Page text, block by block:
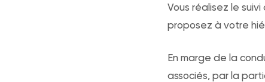
Vous réalisez le
proposez à votre
En marge de la
associés, par la